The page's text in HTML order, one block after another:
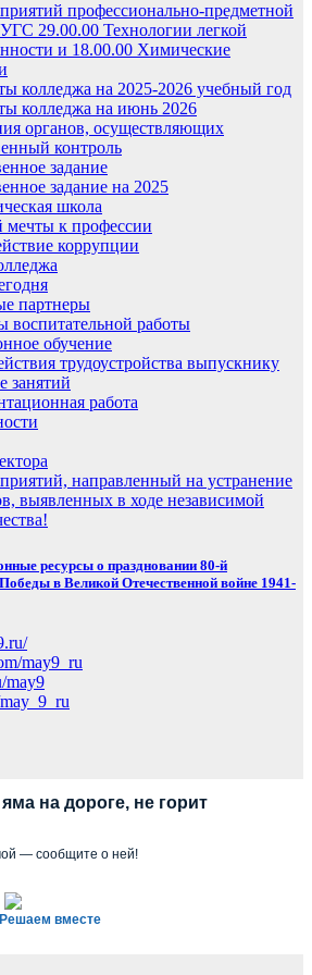
профессионально-предметной
29.00.00 Технологии легкой
и 18.00.00 Химические
колледжа на 2025-2026 учебный год
колледжа на июнь 2026
органов, осуществляющих
контроль
задание
задание на 2025
школа
мечты к профессии
коррупции
партнеры
воспитательной работы
обучение
трудоустройства выпускнику
занятий
работа
направленный на устранение
выявленных в ходе независимой
ресурсы о праздновании 80-й
в Великой Отечественной войне 1941-
may9_ru
may9
на дороге, не горит
— сообщите о ней!
Решаем вместе